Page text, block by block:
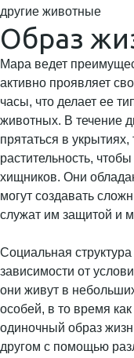
другие животные
Образ
Мара ведет
активно проявляет
часы, что делает ее
животных. В течение
прятаться в укрытиях,
растительность,
хищников. Они
могут создавать
служат им защитой и
Социальная
зависимости от
они живут в
особей, в то время
одиночный образ
другом с помощью